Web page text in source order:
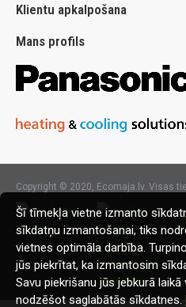
Klientu apkalpošana
Mans profils
Copyright © 2020, Ecomaja.lv. Visas
Šī tīmekļa vietne izmanto
sīkdatņu izmantošanai, tiks
vietnes optimāla darbība.
jūs piekrītat, ka izmantosim
Savu piekrišanu jūs jebkurā
nodzēšot saglabātās sīkdatnes.